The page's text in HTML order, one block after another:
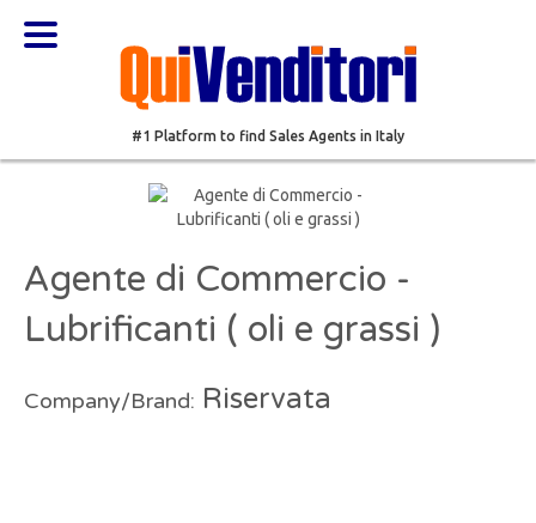
#1 Platform to find Sales Agents in Italy
Agente di Commercio -
Lubrificanti ( oli e grassi )
Company/Brand: Riservata